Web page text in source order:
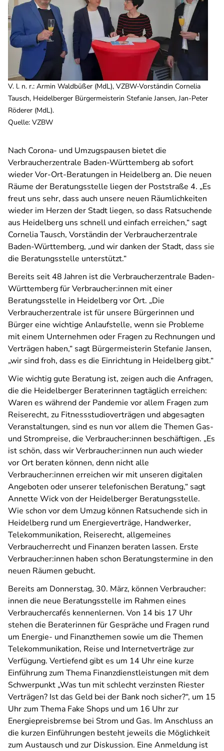
V. l. n. r.: Armin Waldbüßer (MdL), VZBW-Vorständin Cornelia
Tausch, Heidelberger Bürgermeisterin Stefanie Jansen, Jan-Peter
Röderer (MdL).
Quelle: VZBW
Nach Corona- und Umzugspausen bietet die
Verbraucherzentrale Baden-Württemberg ab sofort
wieder Vor-Ort-Beratungen in Heidelberg an. Die neuen
Räume der Beratungsstelle liegen der Poststraße 4. „Es
freut uns sehr, dass auch unsere neuen Räumlichkeiten
wieder im Herzen der Stadt liegen, so dass Ratsuchende
aus Heidelberg uns schnell und einfach erreichen,“ sagt
Cornelia Tausch, Vorständin der Verbraucherzentrale
Baden-Württemberg, „und wir danken der Stadt, dass sie
die Beratungsstelle unterstützt.“
Bereits seit 48 Jahren ist die Verbraucherzentrale Baden-
Württemberg für Verbraucher:innen mit einer
Beratungsstelle in Heidelberg vor Ort. „Die
Verbraucherzentrale ist für unsere Bürgerinnen und
Bürger eine wichtige Anlaufstelle, wenn sie Probleme
mit einem Unternehmen oder Fragen zu Rechnungen und
Verträgen haben,“ sagt Bürgermeisterin Stefanie Jansen,
„wir sind froh, dass es die Einrichtung in Heidelberg gibt.“
Wie wichtig gute Beratung ist, zeigen auch die Anfragen,
die die Heidelberger Beraterinnen tagtäglich erreichen:
Waren es während der Pandemie vor allem Fragen zum
Reiserecht, zu Fitnessstudioverträgen und abgesagten
Veranstaltungen, sind es nun vor allem die Themen Gas-
und Strompreise, die Verbraucher:innen beschäftigen. „Es
ist schön, dass wir Verbraucher:innen nun auch wieder
vor Ort beraten können, denn nicht alle
Verbraucher:innen erreichen wir mit unseren digitalen
Angeboten oder unserer telefonischen Beratung,“ sagt
Annette Wick von der Heidelberger Beratungsstelle.
Wie schon vor dem Umzug können Ratsuchende sich in
Heidelberg rund um Energieverträge, Handwerker,
Telekommunikation, Reiserecht, allgemeines
Verbraucherrecht und Finanzen beraten lassen. Erste
Verbraucher:innen haben schon Beratungstermine in den
neuen Räumen gebucht.
Bereits am Donnerstag, 30. März, können Verbraucher:
innen die neue Beratungsstelle im Rahmen eines
Verbrauchercafés kennenlernen. Von 14 bis 17 Uhr
stehen die Beraterinnen für Gespräche und Fragen rund
um Energie- und Finanzthemen sowie um die Themen
Telekommunikation, Reise und Internetverträge zur
Verfügung. Vertiefend gibt es um 14 Uhr eine kurze
Einführung zum Thema Finanzdienstleistungen mit dem
Schwerpunkt „Was tun mit schlecht verzinsten Riester
Verträgen? Ist das Geld bei der Bank noch sicher?“, um 15
Uhr zum Thema Fake Shops und um 16 Uhr zur
Energiepreisbremse bei Strom und Gas. Im Anschluss an
die kurzen Einführungen besteht jeweils die Möglichkeit
zum Austausch und zur Diskussion. Eine Anmeldung ist